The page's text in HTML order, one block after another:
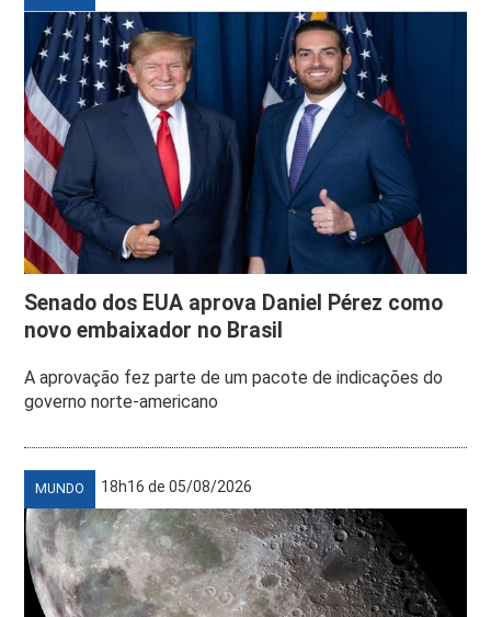
Senado dos EUA aprova Daniel Pérez como
novo embaixador no Brasil
A aprovação fez parte de um pacote de indicações do
governo norte-americano
MUNDO 18h16 de 05/08/2026